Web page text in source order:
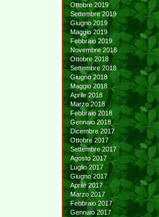
Ottobre 2019
Settembre 2019
Giugno 2019
Maggio 2019
Febbraio 2019
Novembre 2018
Ottobre 2018
Settembre 2018
Giugno 2018
Maggio 2018
Aprile 2018
Marzo 2018
Febbraio 2018
Gennaio 2018
Dicembre 2017
Ottobre 2017
Settembre 2017
Agosto 2017
Luglio 2017
Giugno 2017
Aprile 2017
Marzo 2017
Febbraio 2017
Gennaio 2017